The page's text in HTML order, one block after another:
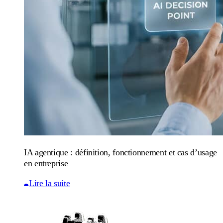
IA agentique : définition, fonctionnement et cas d’usage
en entreprise
Lire la suite